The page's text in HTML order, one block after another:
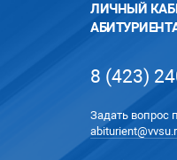
ЛИЧНЫЙ
8 (423)
Задать вопрос